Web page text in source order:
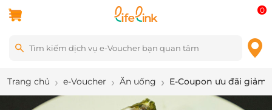
0
Trang chủ e-Voucher Ăn uống E-Coupon ưu đãi giảm